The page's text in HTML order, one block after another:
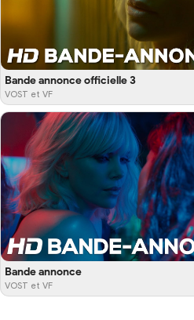
Bande annonce officielle 3
VOST et VF
Bande annonce
VOST et VF